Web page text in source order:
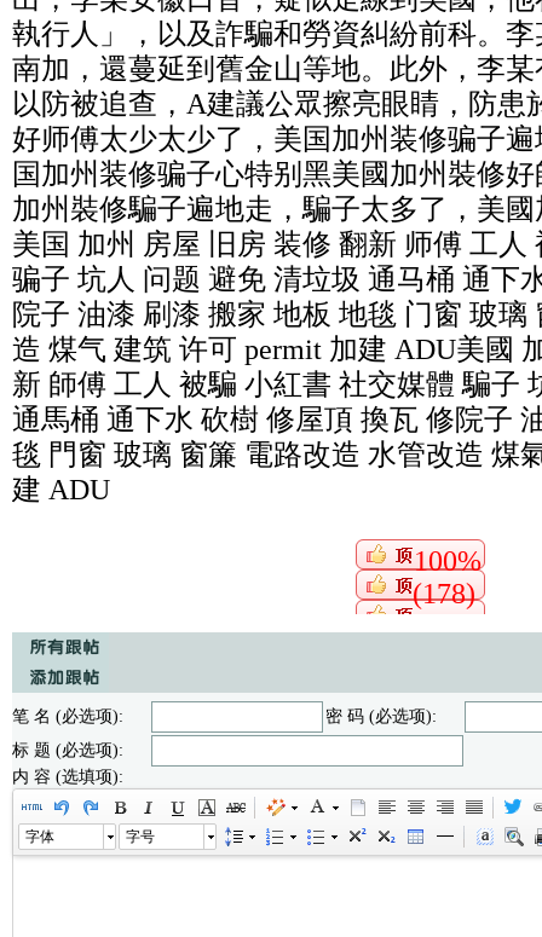
執行人」，以及詐騙和勞資糾紛前科。
南加，還蔓延到舊金山等地。此外，李
以防被追查，A建議公眾擦亮眼睛，防患
好师傅太少太少了，美国加州装修骗子
国加州装修骗子心特别黑美國加州裝修
加州裝修騙子遍地走，騙子太多了，美
美国 加州 房屋 旧房 装修 翻新 师傅 工人
骗子 坑人 问题 避免 清垃圾 通马桶 通下
院子 油漆 刷漆 搬家 地板 地毯 门窗 玻璃
造 煤气 建筑 许可 permit 加建 ADU美國
新 師傅 工人 被騙 小紅書 社交媒體 騙子
通馬桶 通下水 砍樹 修屋頂 換瓦 修院子
毯 門窗 玻璃 窗簾 電路改造 水管改造 煤
建 ADU
100%
(178)
笔 名 (必选项):
密 码 (必选项):
标 题 (必选项):
内 容 (选填项):
字体 字号